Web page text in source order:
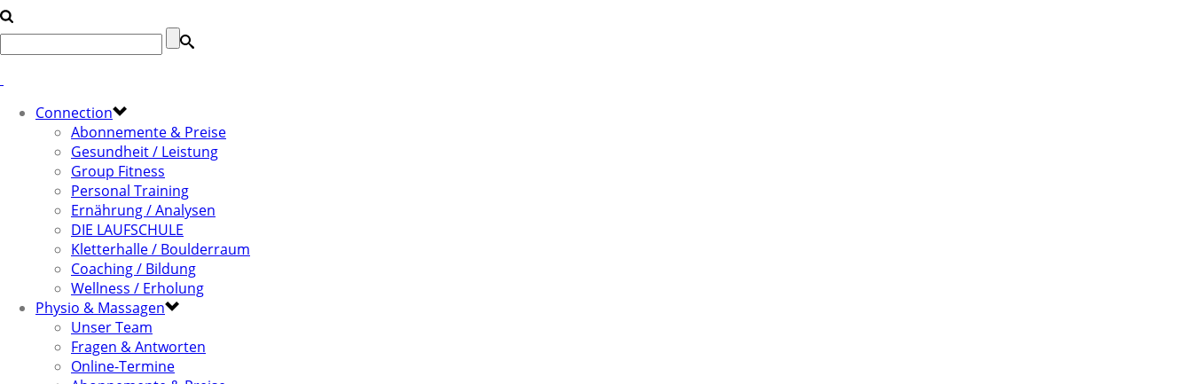
Connection
Abonnemente & Preise
Gesundheit / Leistung
Group Fitness
Personal Training
Ernährung / Analysen
DIE LAUFSCHULE
Kletterhalle / Boulderraum
Coaching / Bildung
Wellness / Erholung
Physio & Massagen
Unser Team
Fragen & Antworten
Online-Termine